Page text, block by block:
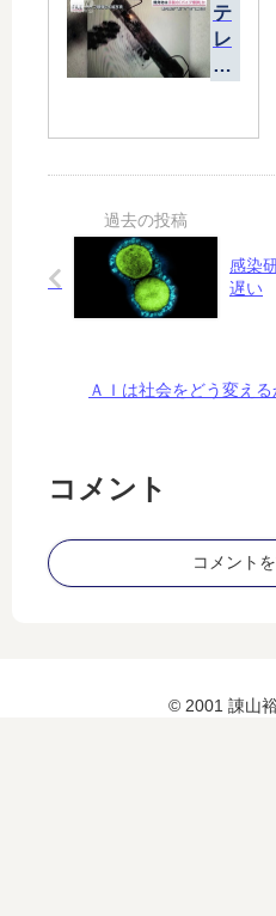
ー
ブ
ク
米
筆
者
が
ダ
テ
レ
ビ
発
物
方
を
す
感染
遅い
ＡＩは社会をどう変える
コメント
コメント
© 2001 諌山